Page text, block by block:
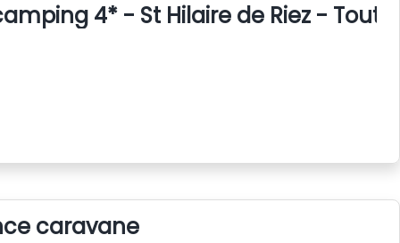
4* - St Hilaire de Riez - Tout
caravane